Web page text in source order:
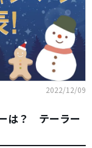
2022/12/09
は？ テーラー